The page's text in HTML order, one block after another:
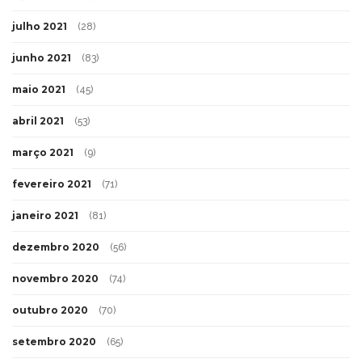
julho 2021 (28)
junho 2021 (83)
maio 2021 (45)
abril 2021 (53)
março 2021 (9)
fevereiro 2021 (71)
janeiro 2021 (81)
dezembro 2020 (56)
novembro 2020 (74)
outubro 2020 (70)
setembro 2020 (65)